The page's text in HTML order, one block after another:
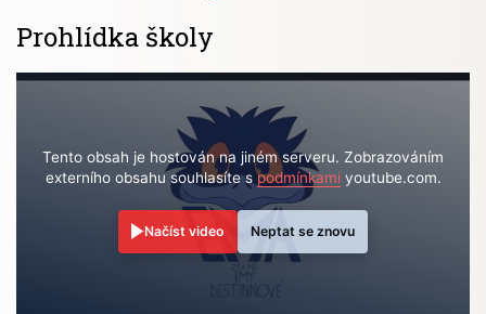
Prohlídka školy
Tento obsah je hostován na jiném serveru. Zobrazováním
externího obsahu souhlasíte spodmínkamiyoutube.com.
Načíst video Neptat se znovu